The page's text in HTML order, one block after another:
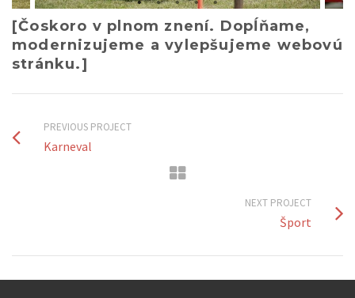
[Čoskoro v plnom znení. Dopĺňame,
modernizujeme a vylepšujeme webovú
stránku.]
PREVIOUS PROJECT
Karneval
NEXT PROJECT
Šport